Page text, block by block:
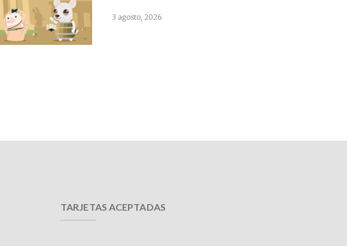
3 agosto, 2026
TARJETAS ACEPTADAS